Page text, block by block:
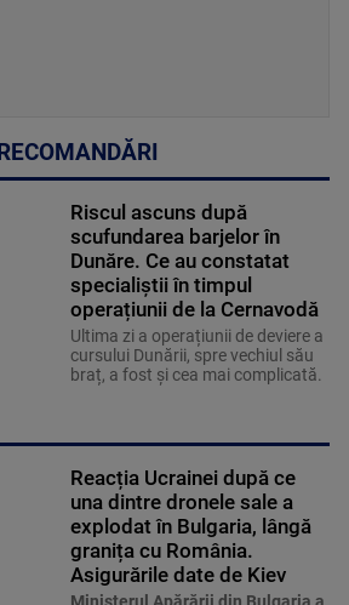
RECOMANDĂRI
Riscul ascuns după
scufundarea barjelor în
Dunăre. Ce au constatat
specialiștii în timpul
operațiunii de la Cernavodă
Ultima zi a operațiunii de deviere a
cursului Dunării, spre vechiul său
braț, a fost și cea mai complicată.
Reacția Ucrainei după ce
una dintre dronele sale a
explodat în Bulgaria, lângă
granița cu România.
Asigurările date de Kiev